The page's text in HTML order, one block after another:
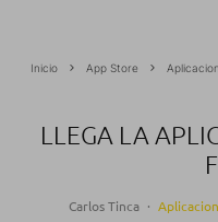
Inicio App Store
LLEGA LA
Carlos Tinca ·